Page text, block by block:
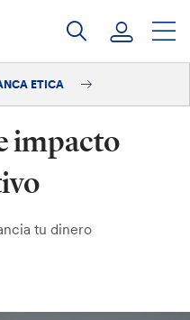
ETICA
impacto
tu dinero